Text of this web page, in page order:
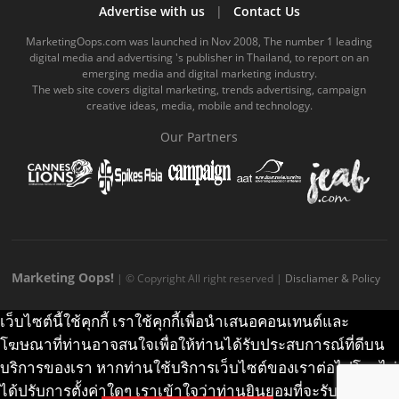
b
o
o
k
c
o
u
b
e
.
o
m
m
e
a
g
r
a
.
o
k
.
c
m
Advertise with us| Contact Us
MarketingOops.com was launched in Nov 2008, The number 1 leading
digital media and advertising 's publisher in Thailand, to report on an
emerging media and digital marketing industry.
The web site covers digital marketing, trends advertising, campaign
creative ideas, media, mobile and technology.
Our Partners
Marketing Oops! | © Copyright All right reserved | Discliamer & Policy
เว็บไซต์นี้ใช้คุกกี้ เราใช้คุกกี้เพื่อนำเสนอคอนเทนต์และ
โฆษณาที่ท่านอาจสนใจเพื่อให้ท่านได้รับประสบการณ์ที่ดีบน
บริการของเรา หากท่านใช้บริการเว็บไซต์ของเราต่อไปโดยไม่
ได้ปรับการตั้งค่าใดๆ เราเข้าใจว่าท่านยินยอมที่จะรับคุกกี้บน